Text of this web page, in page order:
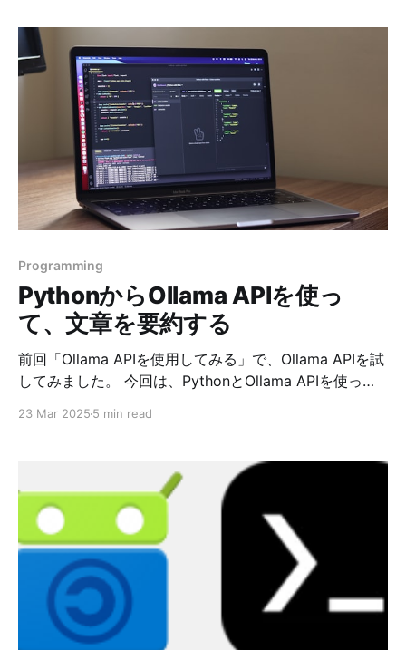
の内容です。 <?php $servername = "localhost";
$username = "sectest"; // DB sectestにアクセスするユ
ーザー $password = "sectestpass"; $dbname =
"sectest"; $conn = new mysqli($servername,
$username, $password, $dbname); // エラー確認 if
($conn->connect_error) { die("Connection failed: " .
$conn->connect_error)
Programming
PythonからOllama APIを使っ
て、文章を要約する
前回「Ollama APIを使用してみる」で、Ollama APIを試
してみました。 今回は、PythonとOllama APIを使っ
import fitzとあるのでpip install fitzとしがちですが、
pip install PyMuPDFです。 Pythonコード（ファイル名:
summarize_pdf_ollama.py） import asyncio import
aiohttp import fitz # pip install fitzではなく、pip
install PyMuPDF import sys import os import time
import json
23 Mar 2025 5 min read